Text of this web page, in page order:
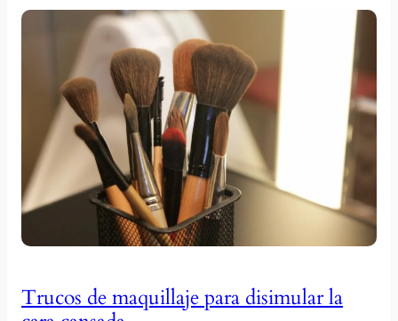
Trucos de maquillaje para disimular la